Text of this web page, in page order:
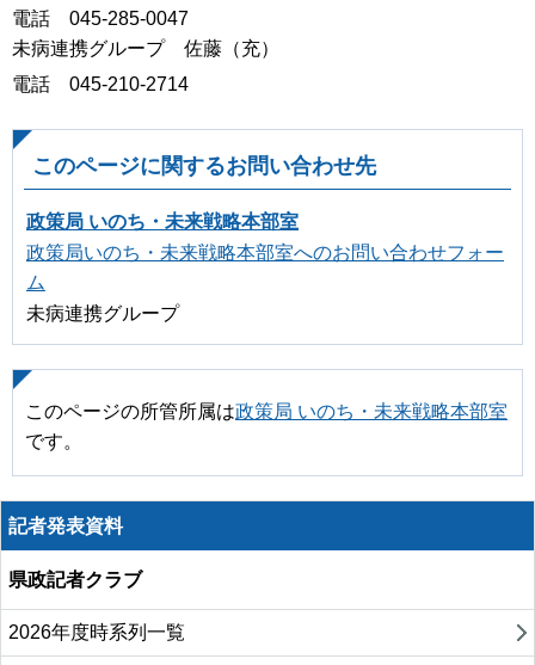
電話 045-285-0047
未病連携グループ 佐藤（充）
電話 045-210-2714
このページに関するお問い合わせ先
政策局 いのち・未来戦略本部室
政策局いのち・未来戦略本部室へのお問い合わせフォー
ム
未病連携グループ
このページの所管所属は政策局 いのち・未来戦略本部室
です。
記者発表資料
県政記者クラブ
2026年度時系列一覧